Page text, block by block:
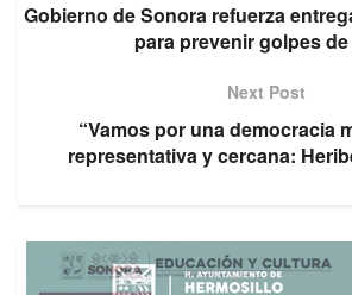
Gobierno de Sonora refuerza
para prevenir golpes
Next Post
“Vamos por una democracia
representativa y cercana: